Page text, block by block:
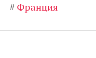
# Франция